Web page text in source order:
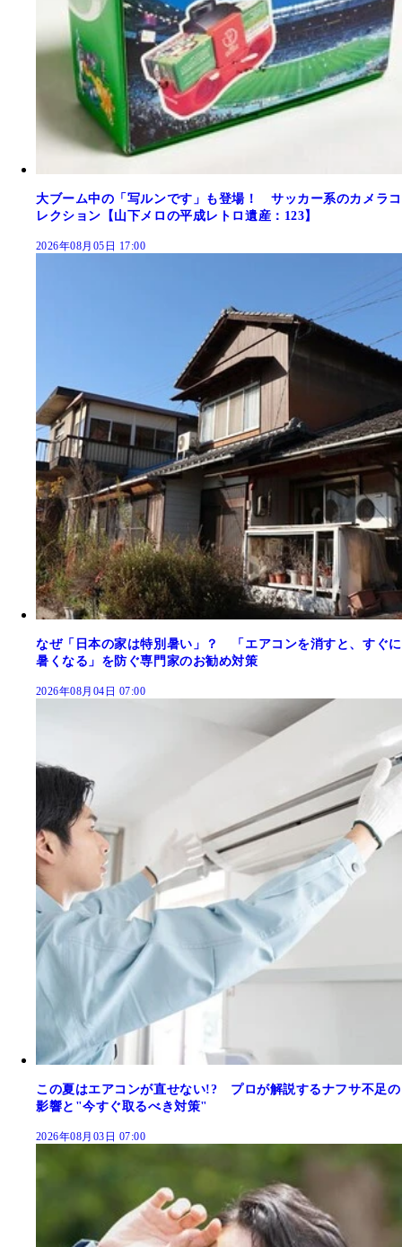
大ブーム中の「写ルンです」も登場！ サッカー系のカメラコ
レクション【山下メロの平成レトロ遺産：123】
2026年08月05日 17:00
なぜ「日本の家は特別暑い」？ 「エアコンを消すと、すぐに
暑くなる」を防ぐ専門家のお勧め対策
2026年08月04日 07:00
この夏はエアコンが直せない!? プロが解説するナフサ不足の
影響と"今すぐ取るべき対策"
2026年08月03日 07:00